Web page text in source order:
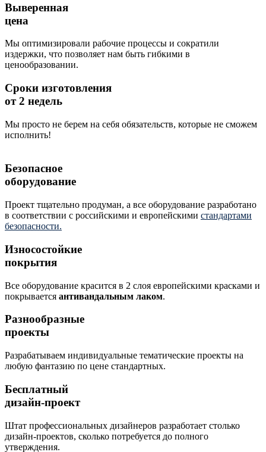
Выверенная
цена
Мы оптимизировали рабочие процессы и сократили
издержки, что позволяет нам быть гибкими в
ценообразовании.
Сроки изготовления
от 2 недель
Мы просто не берем на себя обязательств, которые не сможем
исполнить!
Безопасное
оборудование
Проект тщательно продуман, а все оборудование разработано
в соответствии с российскими и европейскими стандартами
безопасности.
Износостойкие
покрытия
Все оборудование красится в 2 слоя европейскими красками и
покрывается антивандальным лаком.
Разнообразные
проекты
Разрабатываем индивидуальные тематические проекты на
любую фантазию по цене стандартных.
Бесплатный
дизайн-проект
Штат профессиональных дизайнеров разработает столько
дизайн-проектов, сколько потребуется до полного
утверждения.